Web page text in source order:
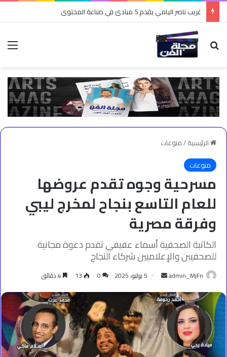
غريب ناصر اليامي يقدم 5 مبادئ في صناعة المحتوى
بحث عن
الرئيسية/منوعات
منوعات
مسرحية وجوه تقدم عروضها
للعام التاسع بنجاح لمخرج ليبي
وفرقة مصرية
الكاتبة الصحفية أسماء عفيفي تقدم دعوة مجانية
للصحفيبن والإعلاميين شركاء النجاح
admin_MjFn
أرسل
إلكترونيا
5 يوليو، 2025 0
13